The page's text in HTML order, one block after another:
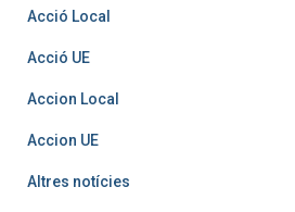
Acció Local
Acció UE
Accion Local
Accion UE
Altres notícies